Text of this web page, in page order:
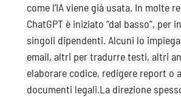
come l’IA viene già usata. In molte
ChatGPT è iniziato “dal basso”, per
singoli dipendenti. Alcuni lo
email, altri per tradurre testi, altri
elaborare codice, redigere report o
documenti legali.La direzione